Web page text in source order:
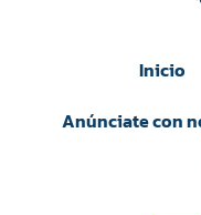
Inicio
Anúnciate con